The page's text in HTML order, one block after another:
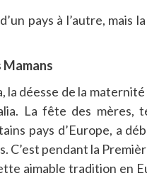
pays à l’autre, mais
Mamans
déesse de la
La fête des mères,
pays d’Europe, a
C’est pendant la
aimable tradition en